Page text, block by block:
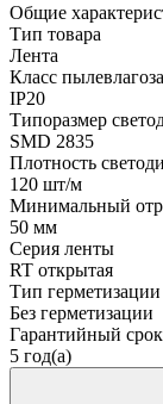
Общие
Тип товара
Лента
Класс
IP20
Типоразмер
SMD 2835
Плотность
120 шт/м
Минимальный
50 мм
Серия ленты
RT открытая
Тип герметизации
Без герметизации
Гарантийный срок
5 год(а)